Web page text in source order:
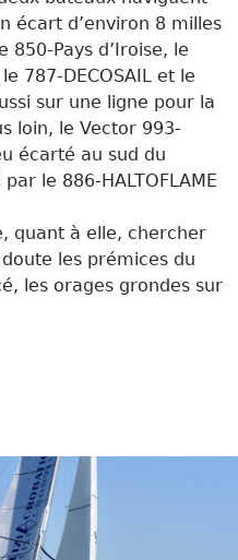
écart d’environ 8 milles
Pays d’Iroise, le
787-DECOSAIL et le
sur une ligne pour la
loin, le Vector 993-
écarté au sud du
le 886-HALTOFLAME
quant à elle, chercher
les prémices du
les orages grondes sur